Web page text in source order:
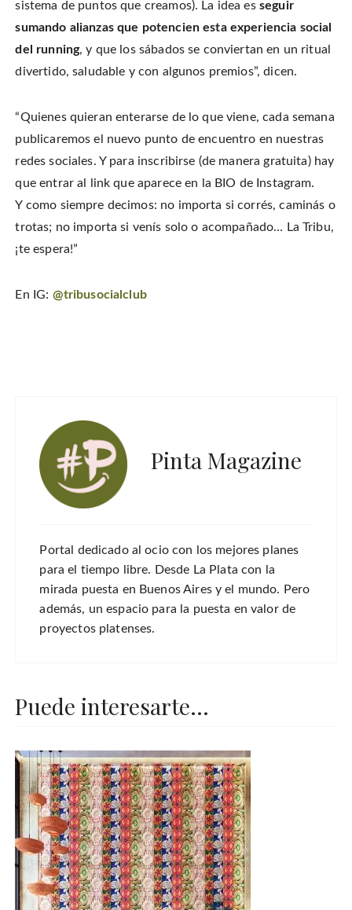
sistema de puntos que creamos). La idea es seguir
sumando alianzas que potencien esta experiencia social
del running, y que los sábados se conviertan en un ritual
divertido, saludable y con algunos premios”, dicen.
“Quienes quieran enterarse de lo que viene, cada semana
publicaremos el nuevo punto de encuentro en nuestras
redes sociales. Y para inscribirse (de manera gratuita) hay
que entrar al link que aparece en la BIO de Instagram.
Y como siempre decimos: no importa si corrés, caminás o
trotas; no importa si venís solo o acompañado… La Tribu,
¡te espera!”
En IG: @tribusocialclub
Pinta Magazine
Portal dedicado al ocio con los mejores planes
para el tiempo libre. Desde La Plata con la
mirada puesta en Buenos Aires y el mundo. Pero
además, un espacio para la puesta en valor de
proyectos platenses.
Puede interesarte...